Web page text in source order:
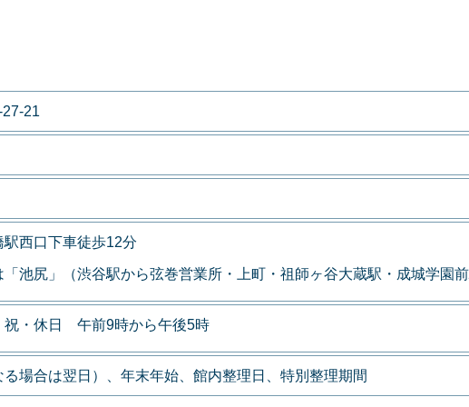
21
西口下車徒歩12分
池尻」（渋谷駅から弦巻営業所・上町・祖師ヶ谷大蔵駅・成城学園
祝・休日 午前9時から午後5時
る場合は翌日）、年末年始、館内整理日、特別整理期間